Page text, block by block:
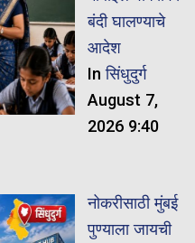
बंदी घालण्याचे
आदेश
Inसिंधुदुर्ग
August 7,
2026 9:40
नोकरीसाठी मुंबई
पुण्याला जायची